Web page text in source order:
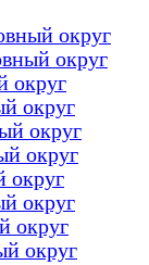
округ
округ
округ
округ
округ
округ
округ
округ
округ
округ